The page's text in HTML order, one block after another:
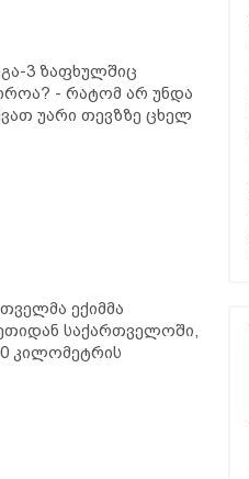
3 ზაფხულშიც
- რატომ არ უნდა
უარი თევზზე ცხელ
ექიმმა
საქართველოში,
კილომეტრის